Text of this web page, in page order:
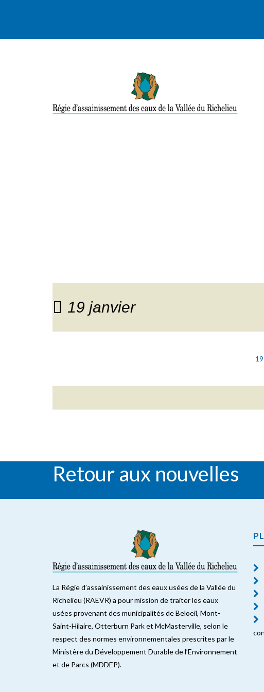
19 janvier
Retour aux nouvelles
La Régie d’assainissement des eaux usées de la Vallée du
Richelieu (RAEVR) a pour mission de traiter les eaux
usées provenant des municipalités de Beloeil, Mont-
Saint-Hilaire, Otterburn Park et McMasterville, selon le
respect des normes environnementales prescrites par le
Ministère du Développement Durable de l’Environnement
et de Parcs (MDDEP).